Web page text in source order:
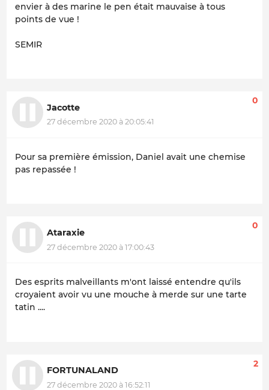
envier à des marine le pen était mauvaise à tous
points de vue !
SEMIR
Jacotte
27 décembre 2020 à 20:05:41
0
Pour sa première émission, Daniel avait une chemise
pas repassée !
Ataraxie
27 décembre 2020 à 17:00:43
0
Des esprits malveillants m'ont laissé entendre qu'ils
croyaient avoir vu une mouche à merde sur une tarte
tatin ....
FORTUNALAND
27 décembre 2020 à 16:52:11
2